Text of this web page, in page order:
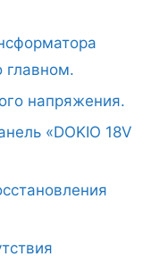
главном.
напряжения.
«DOKIO 18V